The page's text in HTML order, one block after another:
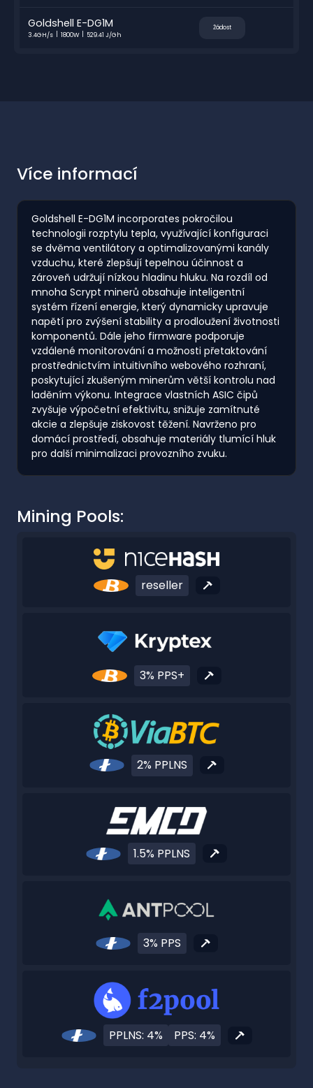
Goldshell E-DG1M
3.4GH/s 1800W 529.41 J/Gh
Žádost
Více informací
Goldshell E-DG1M incorporates pokročilou
technologii rozptylu tepla, využívající konfiguraci
se dvěma ventilátory a optimalizovanými kanály
vzduchu, které zlepšují tepelnou účinnost a
zároveň udržují nízkou hladinu hluku. Na rozdíl od
mnoha Scrypt minerů obsahuje inteligentní
systém řízení energie, který dynamicky upravuje
napětí pro zvýšení stability a prodloužení životnosti
komponentů. Dále jeho firmware podporuje
vzdálené monitorování a možnosti přetaktování
prostřednictvím intuitivního webového rozhraní,
poskytující zkušeným minerům větší kontrolu nad
laděním výkonu. Integrace vlastních ASIC čipů
zvyšuje výpočetní efektivitu, snižuje zamítnuté
akcie a zlepšuje ziskovost těžení. Navrženo pro
domácí prostředí, obsahuje materiály tlumící hluk
pro další minimalizaci provozního zvuku.
Mining Pools:
reseller
3% PPS+
2% PPLNS
1.5% PPLNS
3% PPS
PPLNS: 4% PPS: 4%